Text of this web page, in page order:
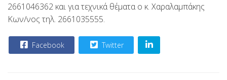
2661046362 και για τεχνικά θέματα ο κ. Χαραλαμπάκης
Κων/νος τηλ. 2661035555.
Facebook Twitter